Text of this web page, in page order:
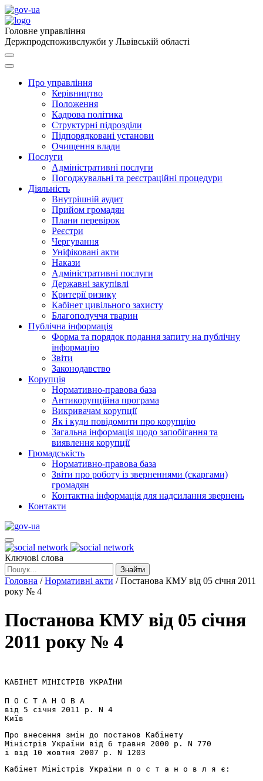
Головне управління
Держпродспоживслужби у Львівській області
Про управління
Керівництво
Положення
Кадрова політика
Структурні підрозділи
Підпорядковані установи
Очищення влади
Послуги
Адміністративні послуги
Погоджувальні та реєстраційні процедури
Діяльність
Внутрішній аудит
Прийом громадян
Плани перевірок
Реєстри
Чергування
Уніфіковані акти
Накази
Адміністративні послуги
Державні закупівлі
Критерії ризику
Кабінет цивільного захисту
Благополуччя тварин
Публічна інформація
Форма та порядок подання запиту на публічну
інформацію
Звіти
Законодавство
Корупція
Нормативно-правова база
Антикорупційна програма
Викривачам корупції
Як і куди повідомити про корупцію
Загальна інформація щодо запобігання та
виявлення корупції
Громадськість
Нормативно-правова база
Звіти про роботу із зверненнями (скаргами)
громадян
Контактна інформація для надсилання звернень
Контакти
Ключові слова
Знайти
Головна /Нормативні акти /Постанова КМУ від 05 січня 2011
року № 4
Постанова КМУ від 05 січня
2011 року № 4
КАБІНЕТ МІНІСТРІВ УКРАЇНИ
П О С Т А Н О В А
від 5 січня 2011 р. N 4
Київ
Про внесення змін до постанов Кабінету
Міністрів України від 6 травня 2000 р. N 770
і від 10 жовтня 2007 р. N 1203
Кабінет Міністрів України п о с т а н о в л я є: